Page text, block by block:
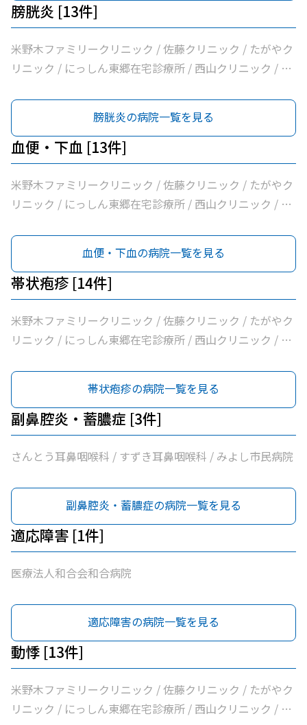
膀胱炎 [13件]
米野木ファミリークリニック / 佐藤クリニック / たがやク
リニック / にっしん東郷在宅診療所 / 西山クリニック / 医
外科三好クリニック / みすクリニック / たきざわ胃腸科外
科 / 医療法人白宇会天王内科 / 永井医院 / みよし市民病院
膀胱炎の病院一覧を見る
血便・下血 [13件]
米野木ファミリークリニック / 佐藤クリニック / たがやク
リニック / にっしん東郷在宅診療所 / 西山クリニック / 医
外科三好クリニック / みすクリニック / たきざわ胃腸科外
科 / 医療法人白宇会天王内科 / 永井医院 / みよし市民病院
血便・下血の病院一覧を見る
帯状疱疹 [14件]
米野木ファミリークリニック / 佐藤クリニック / たがやク
リニック / にっしん東郷在宅診療所 / 西山クリニック / 医
外科三好クリニック / みすクリニック / たきざわ胃腸科外
科 / 医療法人白宇会天王内科 / 平岩皮フ科 / 永井医院 / み
よし市民病院
帯状疱疹の病院一覧を見る
副鼻腔炎・蓄膿症 [3件]
さんとう耳鼻咽喉科 / すずき耳鼻咽喉科 / みよし市民病院
副鼻腔炎・蓄膿症の病院一覧を見る
適応障害 [1件]
医療法人和合会和合病院
適応障害の病院一覧を見る
動悸 [13件]
米野木ファミリークリニック / 佐藤クリニック / たがやク
リニック / にっしん東郷在宅診療所 / 西山クリニック / 医